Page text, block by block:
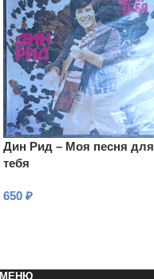
Дин Рид – Моя песня для
тебя
650₽
МЕНЮ